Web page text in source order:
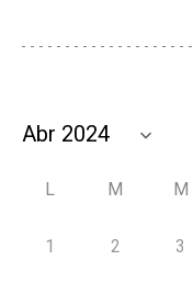
L M M
1 2 3